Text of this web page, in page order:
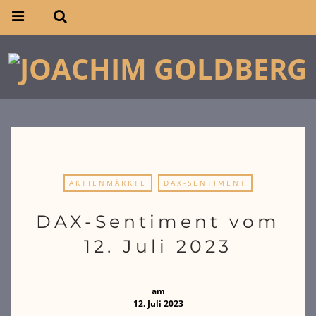
AKTIENMÄRKTE DAX-SENTIMENT
DAX-Sentiment vom
12. Juli 2023
am
12. Juli 2023